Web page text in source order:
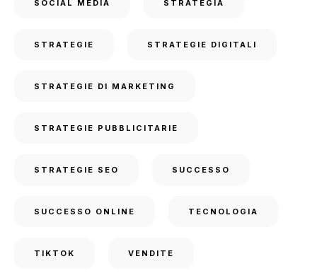
SOCIAL MEDIA STRATEGIA
STRATEGIE STRATEGIE DIGITALI
STRATEGIE DI MARKETING
STRATEGIE PUBBLICITARIE
STRATEGIE SEO SUCCESSO
SUCCESSO ONLINE TECNOLOGIA
TIKTOK VENDITE